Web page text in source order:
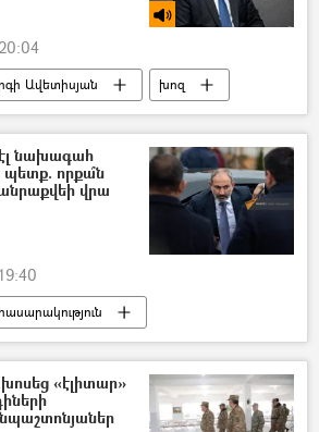
Ավետիսյան խոզ
նախագահ
պետք. որքա՞ն
վրա
Նիկոլ Փաշինյան
Արմեն Սարգսյան
«էլիտար»